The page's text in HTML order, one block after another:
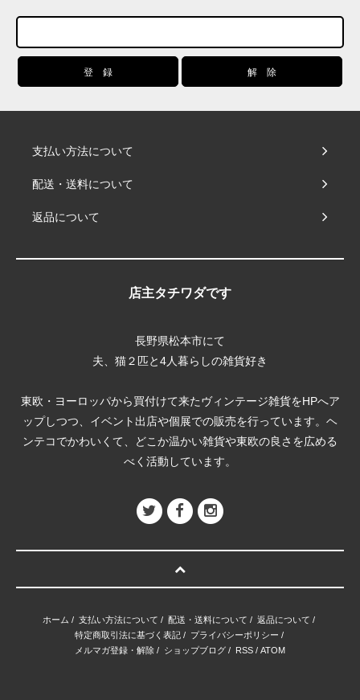
支払い方法について
配送・送料について
返品について
店主タチワダです
長野県松本市にて
夫、猫２匹と4人暮らしの雑貨好き
東欧・ヨーロッパから買付けて来たヴィンテージ雑貨をHPへア
ップしつつ、イベント出店や個展での販売を行っています。ヘ
ンテコでかわいくて、どこか温かい雑貨や東欧の良さを広める
べく活動しています。
ホーム / 支払い方法について / 配送・送料について / 返品について /
特定商取引法に基づく表記/ プライバシーポリシー /
メルマガ登録・解除 / ショップブログ / RSS / ATOM